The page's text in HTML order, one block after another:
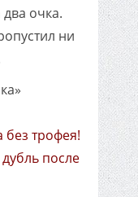
очка.
ни
без трофея!
после